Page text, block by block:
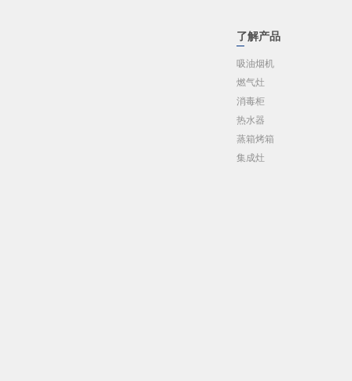
了解产品
吸油烟机
燃气灶
消毒柜
热水器
蒸箱烤箱
集成灶